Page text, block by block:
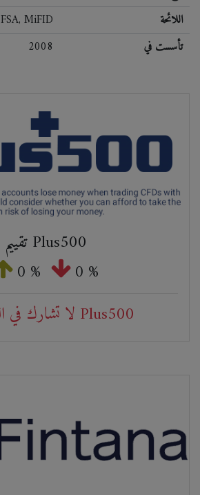
FSA, MiFID
اللائحة
2008
تأسست في
تقييم Plus500
0 % 0 %
لا تشارك في التصنيف Plus500